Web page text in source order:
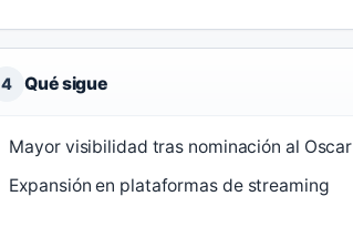
4 Qué sigue
Mayor visibilidad tras nominación al Oscar
Expansión en plataformas de streaming